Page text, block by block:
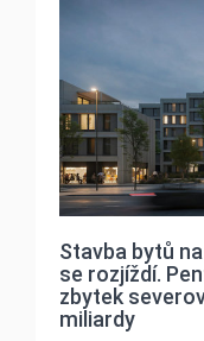
Stavba bytů
se rozjíždí.
zbytek
miliardy